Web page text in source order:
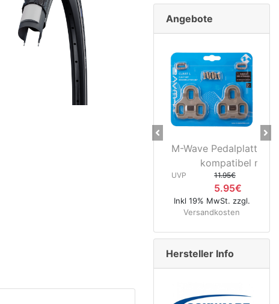
Angebote
M-Wave Pedalplatten grau 5°
kompatibel mit...
11.95€
Inkl 19% MwSt. zzgl.
Versandkosten
UVP
Inkl 19%
Previous
Hersteller Info